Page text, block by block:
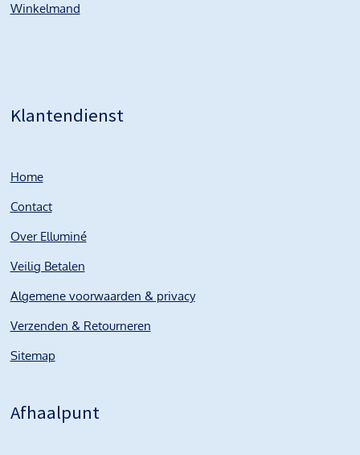
Winkelmand
Klantendienst
Home
Contact
Over Elluminé
Veilig Betalen
Algemene voorwaarden & privacy
Verzenden & Retourneren
Sitemap
Afhaalpunt